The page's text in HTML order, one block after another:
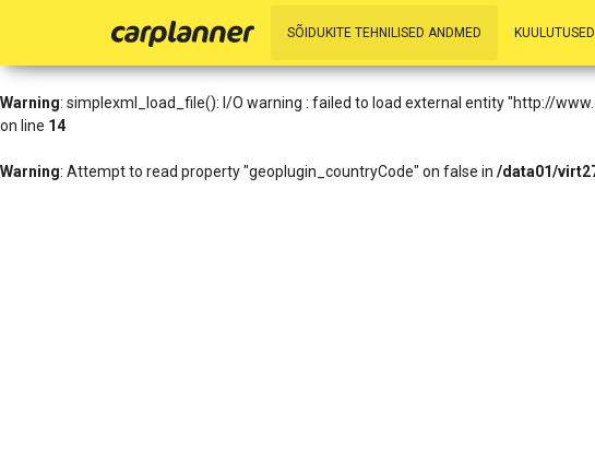
: simplexml_load_file(http://www.geoplugin.net/xml.gp?ip=216.73.216.214):
Warning: simplexml_load_file(): I/O warning : failed to load external entity "http://
on line 14
Warning: Attempt to read property "geoplugin_countryCode" on false in /data01/
SÕIDUKITE TEHNILISED ANDMED KUULUTUSED